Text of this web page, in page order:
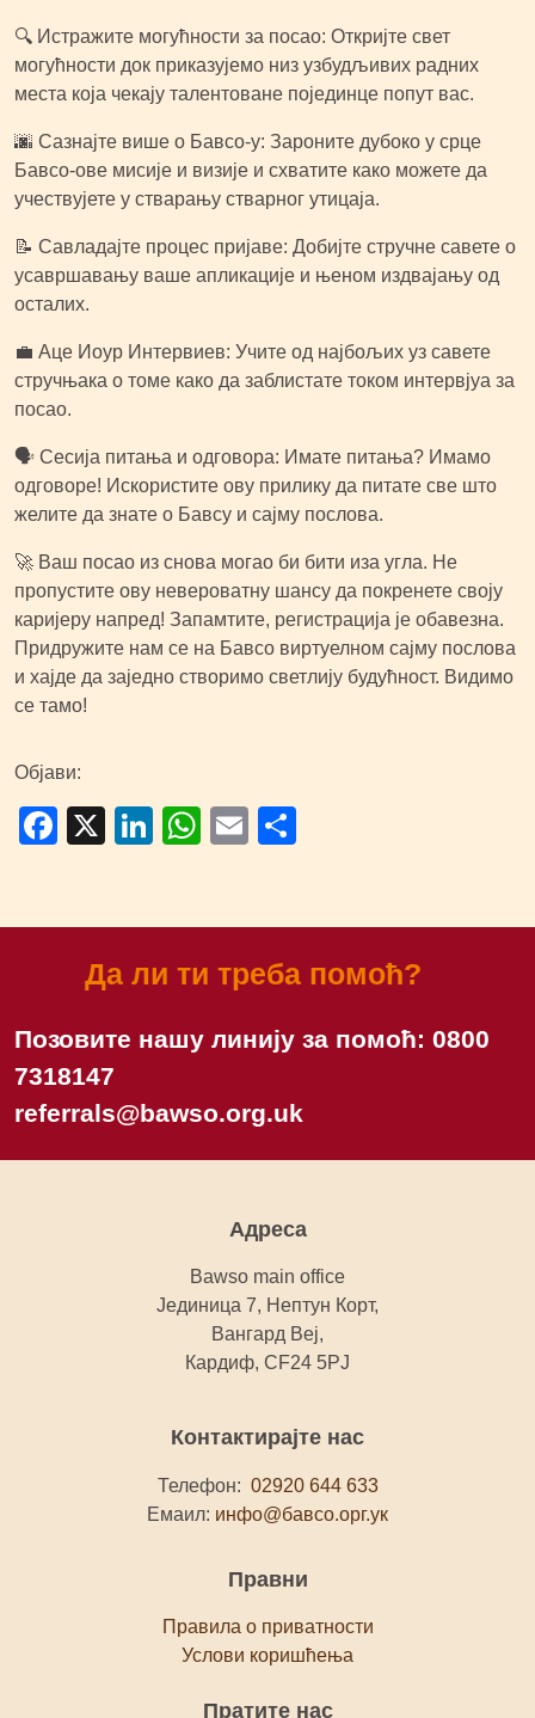
🔍 Истражите могућности за посао: Откријте свет
могућности док приказујемо низ узбудљивих радних
места која чекају талентоване појединце попут вас.
🌆 Сазнајте више о Бавсо-у: Зароните дубоко у срце
Бавсо-ове мисије и визије и схватите како можете да
учествујете у стварању стварног утицаја.
📝 Савладајте процес пријаве: Добијте стручне савете о
усавршавању ваше апликације и њеном издвајању од
осталих.
💼 Аце Иоур Интервиев: Учите од најбољих уз савете
стручњака о томе како да заблистате током интервјуа за
посао.
🗣 Сесија питања и одговора: Имате питања? Имамо
одговоре! Искористите ову прилику да питате све што
желите да знате о Бавсу и сајму послова.
🚀 Ваш посао из снова могао би бити иза угла. Не
пропустите ову невероватну шансу да покренете своју
каријеру напред! Запамтите, регистрација је обавезна.
Придружите нам се на Бавсо виртуелном сајму послова
и хајде да заједно створимо светлију будућност. Видимо
се тамо!
Објави:
Facebook
X LinkedIn
WhatsApp
Email
Да ли ти треба помоћ?
Позовите нашу линију за помоћ: 0800
7318147
referrals@bawso.org.uk
Адреса
Bawso main office
Јединица 7, Нептун Корт,
Вангард Веј,
Кардиф, CF24 5PJ
Контактирајте нас
Телефон: 02920 644 633
Емаил: инфо@бавсо.орг.ук
Правни
Правила о приватности
Услови коришћења
Пратите нас